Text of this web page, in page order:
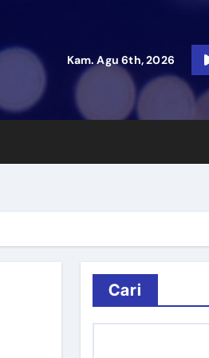
Kam. Agu 6th, 2026
Cari